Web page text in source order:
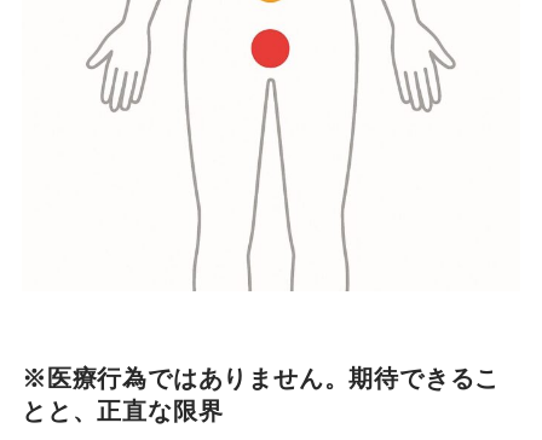
※医療行為ではありません。期待できるこ
とと、正直な限界